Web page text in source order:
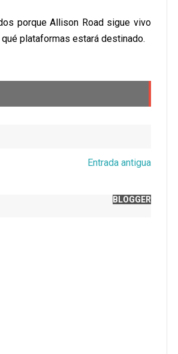
porque Allison Road sigue vivo
plataformas estará destinado.
Entrada antigua
BLOGGER